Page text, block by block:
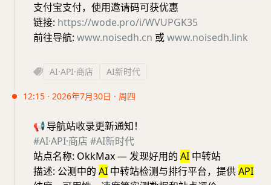
支付宝支付，使用邀请码可获优惠
链接: https://wode.pro/i/WVUPGK35
前往导航: www.noisedh.cn 或www.noisedh.link
AI·API·商店 AI新时代
12:15 · 2026年7月30日 · 周四
📢导航站收录更新通知！
#AI·API·商店 #AI新时代
站点名称: OkkMax — 发现好用的 AI 中转站
描述: 公测中的 AI 中转站检测与排行平台，提供API